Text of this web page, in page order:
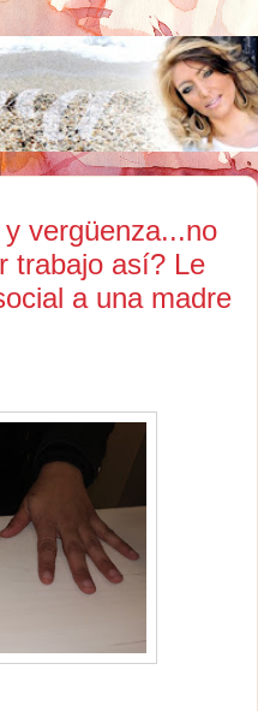
vergüenza...no
trabajo así? Le
a una madre